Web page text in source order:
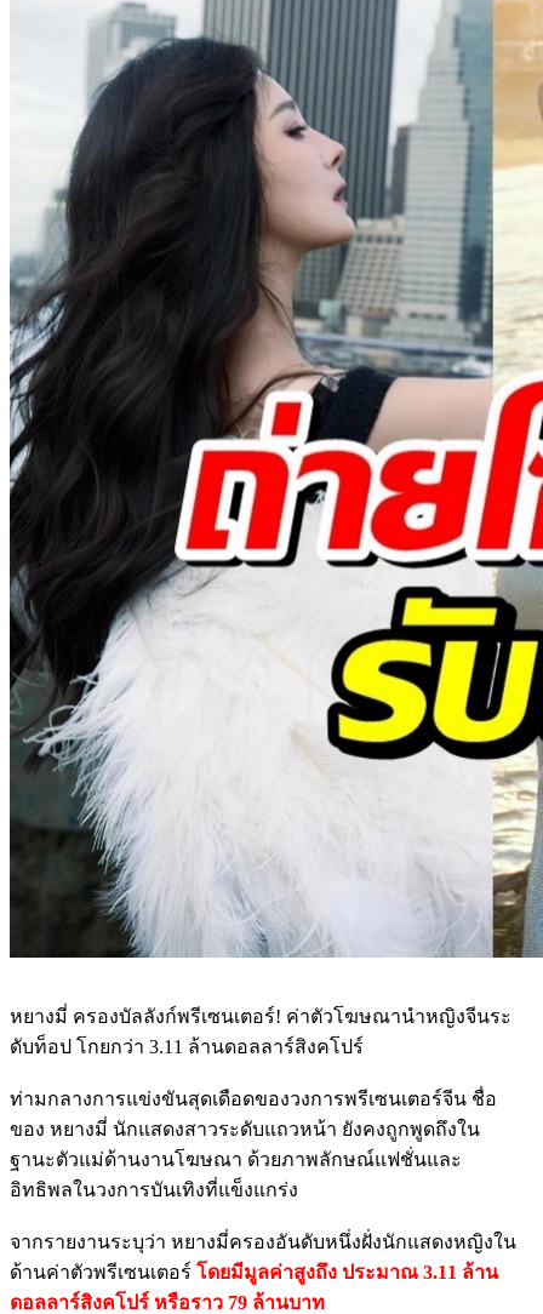
หยางมี่ ครองบัลลังก์พรีเซนเตอร์! ค่าตัวโฆษณานำหญิงจีนระ
ดับท็อป โกยกว่า 3.11 ล้านดอลลาร์สิงคโปร์
ท่ามกลางการแข่งขันสุดเดือดของวงการพรีเซนเตอร์จีน ชื่อ
ของ หยางมี่ นักแสดงสาวระดับแถวหน้า ยังคงถูกพูดถึงใน
ฐานะตัวแม่ด้านงานโฆษณา ด้วยภาพลักษณ์แฟชั่นและ
อิทธิพลในวงการบันเทิงที่แข็งแกร่ง
จากรายงานระบุว่า หยางมี่ครองอันดับหนึ่งฝั่งนักแสดงหญิงใน
ด้านค่าตัวพรีเซนเตอร์ โดยมีมูลค่าสูงถึง ประมาณ 3.11 ล้าน
ดอลลาร์สิงคโปร์ หรือราว 79 ล้านบาท